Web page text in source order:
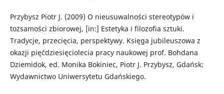
Przybysz Piotr J. (2009) O nieusuwalności stereotypów i
tożsamości zbiorowej, [in:] Estetyka i filozofia sztuki.
Tradycje, przecięcia, perspektywy. Księga jubileuszowa z
okazji pięćdziesięciolecia pracy naukowej prof. Bohdana
Dziemidok, ed. Monika Bokiniec, Piotr J. Przybysz, Gdańsk:
Wydawnictwo Uniwersytetu Gdańskiego.